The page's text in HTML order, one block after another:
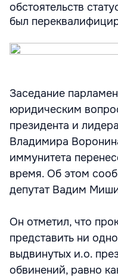
обстоятельств
был
Заседание
юридическим
президента и
Владимира
иммунитета
время. Об этом
депутат Вадим
Он отметил, что
представить ни
выдвинутых и.о.
обвинений, равно